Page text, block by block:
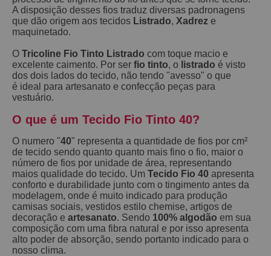
A disposição desses fios traduz diversas padronagens
que dão origem aos tecidos Listrado, Xadrez e
maquinetado.
O Tricoline Fio Tinto Listrado com toque macio e
excelente caimento. Por ser fio tinto, o listrado é visto
dos dois lados do tecido, não tendo "avesso" o que
é ideal para artesanato e confecção peças para
vestuário.
O que é um Tecido Fio Tinto 40?
O numero "40" representa a quantidade de fios por cm²
de tecido sendo quanto quanto mais fino o fio, maior o
número de fios por unidade de área, representando
maios qualidade do tecido. Um Tecido Fio 40 apresenta
conforto e durabilidade junto com o tingimento antes da
modelagem, onde é muito indicado para produção
camisas sociais, vestidos estilo chemise, artigos de
decoração e artesanato. Sendo 100% algodão em sua
composição com uma fibra natural e por isso apresenta
alto poder de absorção, sendo portanto indicado para o
nosso clima.